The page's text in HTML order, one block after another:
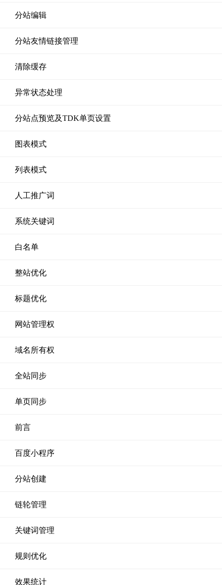
分站编辑
分站友情链接管理
清除缓存
异常状态处理
分站点预览及TDK单页设置
图表模式
列表模式
人工推广词
系统关键词
白名单
整站优化
标题优化
网站管理权
域名所有权
全站同步
单页同步
前言
百度小程序
分站创建
链轮管理
关键词管理
规则优化
效果统计